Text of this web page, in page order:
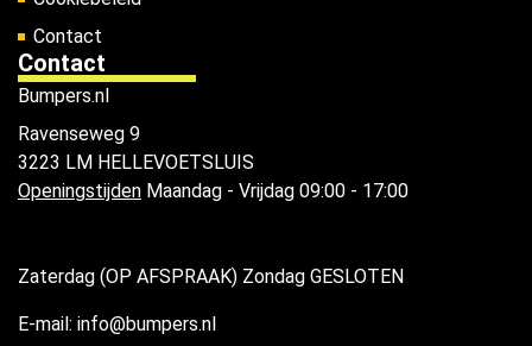
Contact
Contact
Bumpers.nl
Ravenseweg 9
3223 LM HELLEVOETSLUIS
Openingstijden Maandag - Vrijdag 09:00 - 17:00
Zaterdag (OP AFSPRAAK) Zondag GESLOTEN
E-mail: info@bumpers.nl